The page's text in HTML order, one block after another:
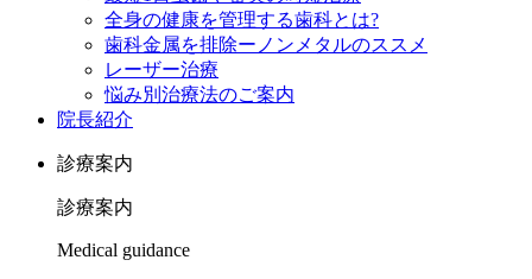
全身の健康を管理する歯科とは?
歯科金属を排除ーノンメタルのススメ
レーザー治療
悩み別治療法のご案内
院長紹介
診療案内
診療案内
Medical guidance